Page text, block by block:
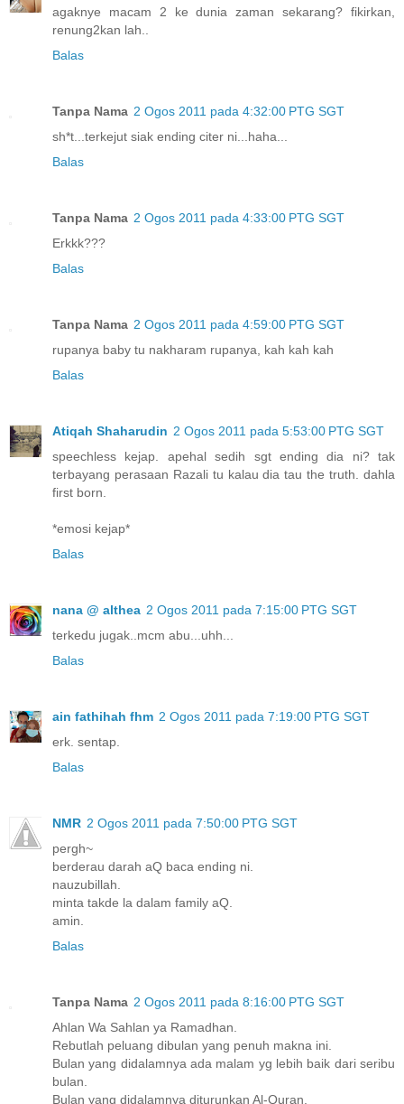
agaknye macam 2 ke dunia zaman sekarang? fikirkan,
renung2kan lah..
Balas
Tanpa Nama 2 Ogos 2011 pada 4:32:00 PTG SGT
sh*t...terkejut siak ending citer ni...haha...
Balas
Tanpa Nama 2 Ogos 2011 pada 4:33:00 PTG SGT
Erkkk???
Balas
Tanpa Nama 2 Ogos 2011 pada 4:59:00 PTG SGT
rupanya baby tu nakharam rupanya, kah kah kah
Balas
Atiqah Shaharudin 2 Ogos 2011 pada 5:53:00 PTG SGT
speechless kejap. apehal sedih sgt ending dia ni? tak
terbayang perasaan Razali tu kalau dia tau the truth. dahla
first born.
*emosi kejap*
Balas
nana @ althea 2 Ogos 2011 pada 7:15:00 PTG SGT
terkedu jugak..mcm abu...uhh...
Balas
ain fathihah fhm 2 Ogos 2011 pada 7:19:00 PTG SGT
erk. sentap.
Balas
NMR 2 Ogos 2011 pada 7:50:00 PTG SGT
pergh~
berderau darah aQ baca ending ni.
nauzubillah.
minta takde la dalam family aQ.
amin.
Balas
Tanpa Nama 2 Ogos 2011 pada 8:16:00 PTG SGT
Ahlan Wa Sahlan ya Ramadhan.
Rebutlah peluang dibulan yang penuh makna ini.
Bulan yang didalamnya ada malam yg lebih baik dari seribu
bulan.
Bulan yang didalamnya diturunkan Al-Quran.